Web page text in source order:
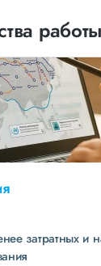
затратных и